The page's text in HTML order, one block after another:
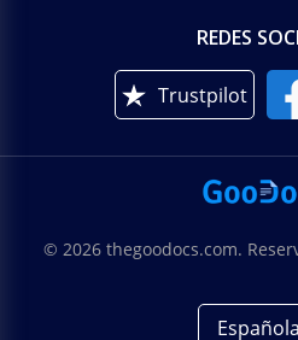
REDES
Trustpilot
© 2026 thegoodocs.com.
Española